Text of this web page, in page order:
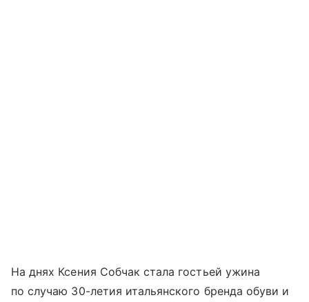
На днях Ксения Собчак стала гостьей ужина
по случаю 30-летия итальянского бренда обуви и